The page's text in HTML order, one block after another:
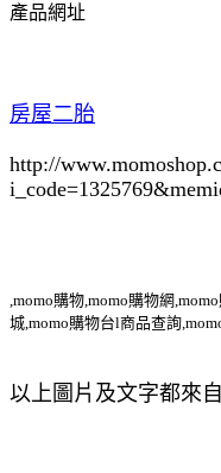
產品網址
房屋二胎
http://
i_code=1325769
,momo購物,momo購物網
城,momo購物台l商品查詢
以上圖片及文字都來